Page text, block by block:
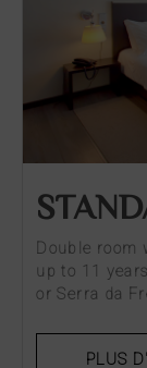
Double
up to 11
or Serra da
PLUS